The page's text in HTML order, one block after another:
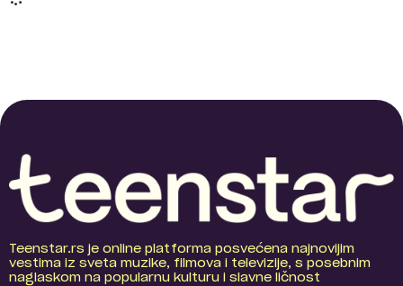
Teenstar.rs je online platforma posvećena najnovijim
vestima iz sveta muzike, filmova i televizije, s posebnim
naglaskom na popularnu kulturu i slavne ličnost